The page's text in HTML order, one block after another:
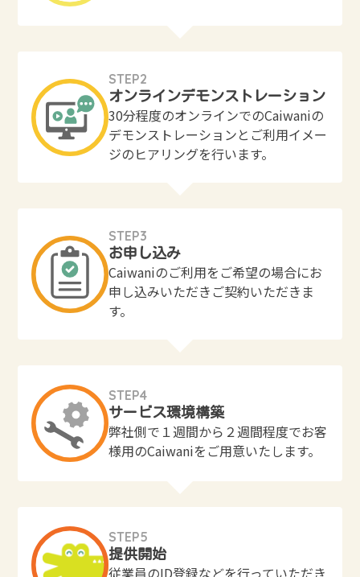
STEP2
オンラインデモンストレーション
30分程度のオンラインでのCaiwaniの
デモンストレーションとご利用イメー
ジのヒアリングを行います。
STEP3
お申し込み
Caiwaniのご利用をご希望の場合にお
申し込みいただきご契約いただきま
す。
STEP4
サービス環境構築
弊社側で１週間から２週間程度でお客
様用のCaiwaniをご用意いたします。
STEP5
提供開始
従業員のID登録などを行っていただき